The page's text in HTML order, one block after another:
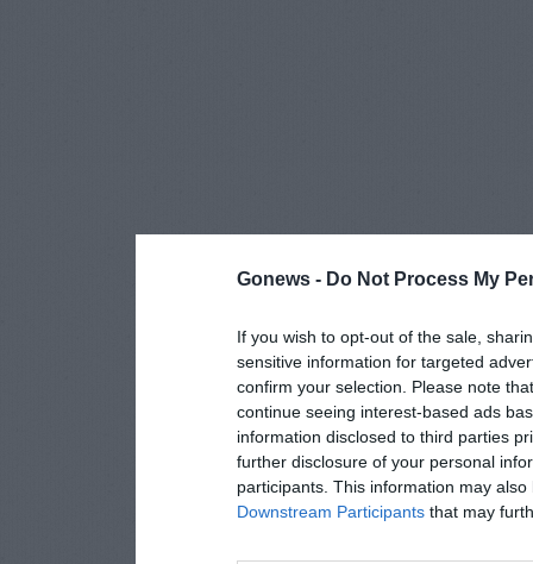
Gonews - Do Not Process My
If you wish to opt-out of the sale,
sensitive information for targeted
confirm your selection. Please note
continue seeing interest-based ads
information disclosed to third parties
further disclosure of your personal
participants. This information may
Downstream Participants that may